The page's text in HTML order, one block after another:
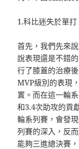
1.科比迷失於單
首先，我們先來
說表現還是不錯
行了膝蓋的治療
MVP級別的表現
置。而在這一輪
和3.4次助攻的貢
輪系列賽，會發
列賽的深入，反
能夠三進總決賽